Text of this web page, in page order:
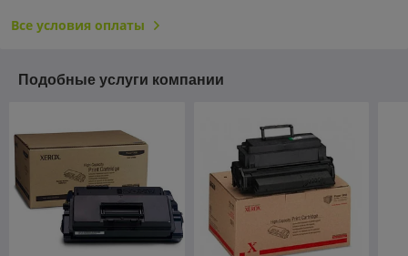
Все условия оплаты
Подобные услуги компании